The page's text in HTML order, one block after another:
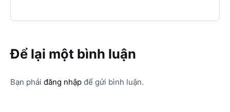
Để lại một bình luận
Bạn phải đăng nhập để gửi bình luận.